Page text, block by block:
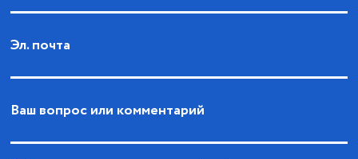
Эл. почта
Ваш вопрос или комментарий